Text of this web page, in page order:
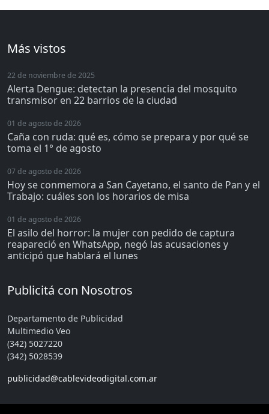
Más vistos
22 de noviembre de 2025
Alerta Dengue: detectan la presencia del mosquito
transmisor en 22 barrios de la ciudad
01 de agosto de 2026
Caña con ruda: qué es, cómo se prepara y por qué se
toma el 1° de agosto
07 de agosto de 2026
Hoy se conmemora a San Cayetano, el santo de Pan y el
Trabajo: cuáles son los horarios de misa
01 de agosto de 2026
El asilo del horror: la mujer con pedido de captura
reapareció en WhatsApp, negó las acusaciones y
anticipó que hablará el lunes
Publicitá con Nosotros
Departamento de Publicidad
Multimedio Veo
(342) 5027220
(342) 5028539
publicidad@cablevideodigital.com.ar